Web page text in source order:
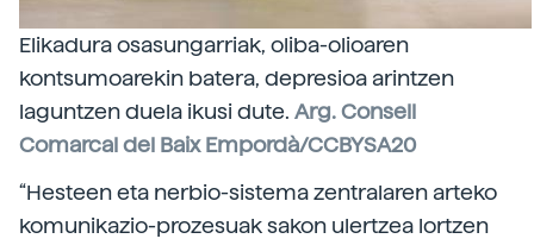
Elikadura osasungarriak, oliba-olioaren
kontsumoarekin batera, depresioa arintzen
laguntzen duela ikusi dute. Arg. Consell
Comarcal del Baix Empordà/CCBYSA20
“Hesteen eta nerbio-sistema zentralaren arteko
komunikazio-prozesuak sakon ulertzea lortzen